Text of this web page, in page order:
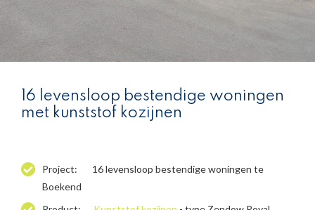
16 levensloop bestendige woningen
met kunststof kozijnen
Project: 16 levensloop bestendige woningen te
Boekend